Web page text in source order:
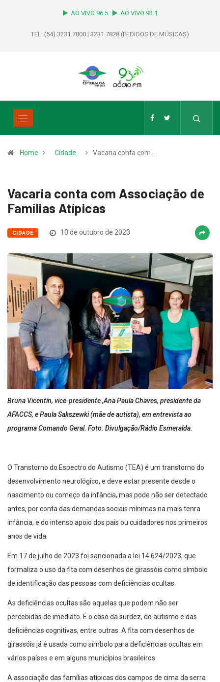
AO VIVO 96.5 AO VIVO 93.1
TEL: (54) 3231.7800 | 3231.7828 (PEDIDOS DE MÚSICAS)
Home Cidade Vacaria conta com…
Vacaria conta com Associação de
Famílias Atípicas
CIDADE 10 de outubro de 2023
Bruna Vicentin, vice-presidente ,Ana Paula Chaves, presidente da
AFACCS, e Paula Sakszewki (mãe de autista), em entrevista ao
programa Comando Geral. Foto: Divulgação/Rádio Esmeralda.
O Transtorno do Espectro do Autismo (TEA) é um transtorno do
desenvolvimento neurológico, e deve estar presente desde o
nascimento ou começo da infância, mas pode não ser detectado
antes, por conta das demandas sociais mínimas na mais tenra
infância, e do intenso apoio dos pais ou cuidadores nos primeiros
anos de vida.
Em 17 de julho de 2023 foi sancionada a lei 14.624/2023, que
formaliza o uso da fita com desenhos de girassóis como símbolo
de identificação das pessoas com deficiências ocultas.
As deficiências ocultas são aquelas que podem não ser
percebidas de imediato. É o caso da surdez, do autismo e das
deficiências cognitivas, entre outras. A fita com desenhos de
girassóis já é usada como símbolo para deficiências ocultas em
vários países e em alguns municípios brasileiros.
A associação das famílias atípicas dos campos de cima da serra